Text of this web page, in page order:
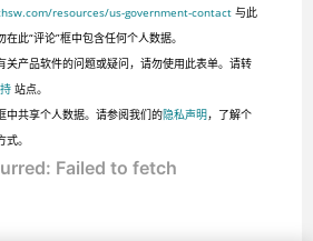
resources/us-government-contact与此
在此“评论”框中包含任何个人数据。
关产品软件的问题或疑问，请勿使用此表单。请转
站点。
中共享个人数据。请参阅我们的隐私声明，了解个
。